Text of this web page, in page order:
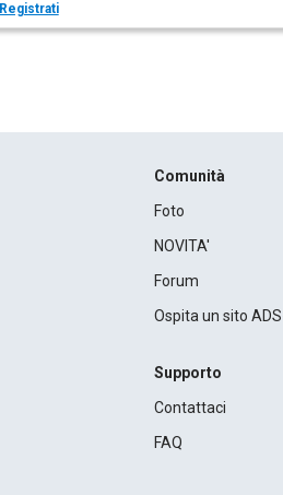
Comunità
Foto
NOVITA'
Forum
Ospita un sito
Supporto
Contattaci
FAQ